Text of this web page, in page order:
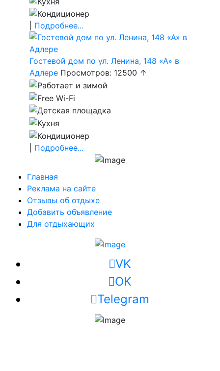
Подробнее...
Гостевой дом по ул. Ленина, 148 «А» в
Адлере Просмотров: 12500 ↑
Подробнее...
Главная
Реклама на сайте
Отзывы об отдыхе
Добавить объявление
Для отдыхающих
VK
OK
Telegram